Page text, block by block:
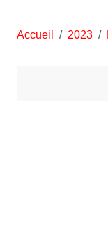
Accueil 2023